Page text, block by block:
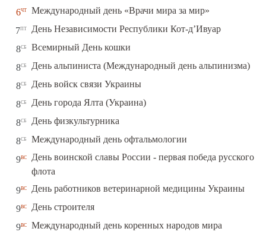
6чт Международный день «Врачи мира за мир»
7пт День Независимости Республики Кот-д’Ивуар
8сб Всемирный День кошки
8сб День альпиниста (Международный день альпинизма)
8сб День войск связи Украины
8сб День города Ялта (Украина)
8сб День физкультурника
8сб Международный день офтальмологии
9вс
День воинской славы России - первая победа русского
флота
9вс День работников ветеринарной медицины Украины
9вс День строителя
9вс Международный день коренных народов мира